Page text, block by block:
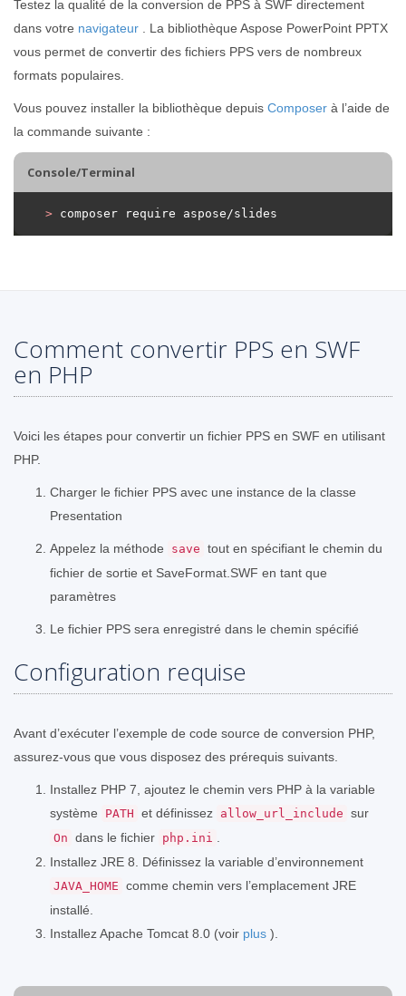
Testez la qualité de la conversion de PPS à SWF directement
dans votre navigateur . La bibliothèque Aspose PowerPoint PPTX
vous permet de convertir des fichiers PPS vers de nombreux
formats populaires.
Vous pouvez installer la bibliothèque depuis Composer à l’aide de
la commande suivante :
Console/Terminal
> composer require aspose/slides
Comment convertir PPS en SWF
en PHP
Voici les étapes pour convertir un fichier PPS en SWF en utilisant
PHP.
Charger le fichier PPS avec une instance de la classe
Presentation
Appelez la méthode save tout en spécifiant le chemin du
fichier de sortie et SaveFormat.SWF en tant que
paramètres
Le fichier PPS sera enregistré dans le chemin spécifié
Configuration requise
Avant d’exécuter l’exemple de code source de conversion PHP,
assurez-vous que vous disposez des prérequis suivants.
Installez PHP 7, ajoutez le chemin vers PHP à la variable
système
PATH et définissez allow_url_include sur
On dans le fichier php.ini
Installez JRE 8. Définissez la variable d’environnement
JAVA_HOME comme chemin vers l’emplacement JRE
installé.
Installez Apache Tomcat 8.0 (voir plus ).